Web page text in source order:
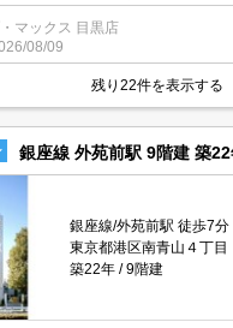
ジット支払可能！オンライン内覧
来店せずとも問題ありません♪弊
は全てご紹介可能になりますので
さい★
マックス 目黒店
08/09
残り22件を表示する
銀座線 外苑前駅 9階建 築
銀座線/外苑前駅 徒歩7分
東京都港区南青山４丁目
築22年
9階建